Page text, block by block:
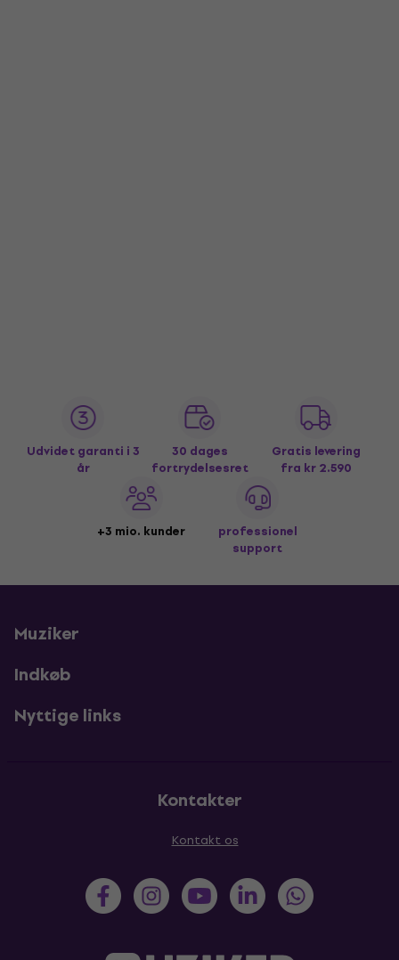
Udvidet garanti i 3
år
30 dages
fortrydelsesret
Gratis levering
fra kr 2.590
+3 mio. kunder
professionel
support
Muziker
Indkøb
Nyttige links
Kontakter
Kontakt os